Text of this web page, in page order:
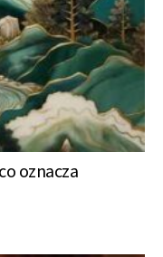
oznacza